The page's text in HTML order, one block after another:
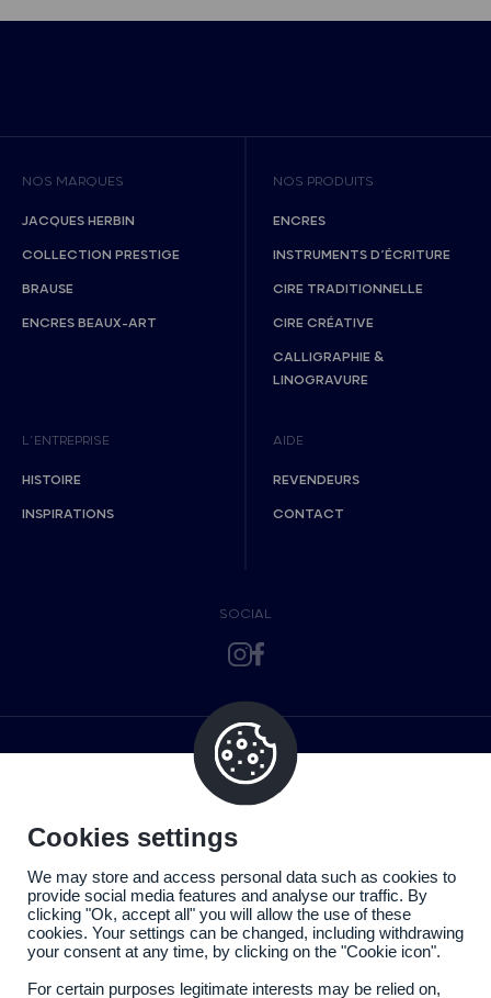
NOS MARQUES
JACQUES HERBIN
COLLECTION PRESTIGE
BRAUSE
ENCRES BEAUX-ART
NOS PRODUITS
ENCRES
INSTRUMENTS D’ÉCRITURE
CIRE TRADITIONNELLE
CIRE CRÉATIVE
CALLIGRAPHIE &
LINOGRAVURE
L’ENTREPRISE
HISTOIRE
INSPIRATIONS
AIDE
REVENDEURS
CONTACT
SOCIAL
Cookies settings
We may store and access personal data such as cookies to
provide social media features and analyse our traffic. By
clicking "Ok, accept all" you will allow the use of these
cookies. Your settings can be changed, including withdrawing
your consent at any time, by clicking on the "Cookie icon".
For certain purposes legitimate interests may be relied on,